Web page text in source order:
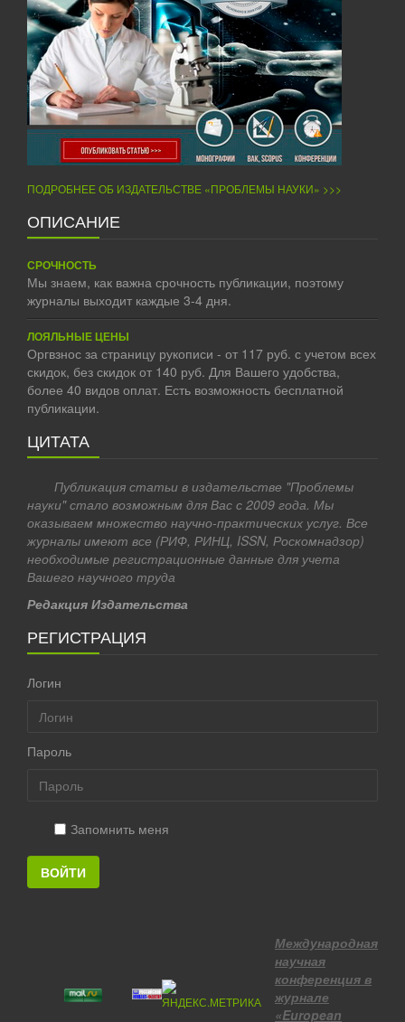
ПОДРОБНЕЕ ОБ ИЗДАТЕЛЬСТВЕ «ПРОБЛЕМЫ НАУКИ» >>>
ОПИСАНИЕ
СРОЧНОСТЬ
Мы знаем, как важна срочность публикации, поэтому
журналы выходит каждые 3-4 дня.
ЛОЯЛЬНЫЕ ЦЕНЫ
Оргвзнос за страницу рукописи - от 117 руб. с учетом всех
скидок, без скидок от 140 руб. Для Вашего удобства,
более 40 видов оплат. Есть возможность бесплатной
публикации.
ЦИТАТА
Публикация статьи в издательстве "Проблемы
науки" стало возможным для Вас с 2009 года. Мы
оказываем множество научно-практических услуг. Все
журналы имеют все (РИФ, РИНЦ, ISSN, Роскомнадзор)
необходимые регистрационные данные для учета
Вашего научного труда
Редакция Издательства
РЕГИСТРАЦИЯ
Логин
Пароль
Запомнить меня
ВОЙТИ
Международная
научная
конференция в
журнале
«European